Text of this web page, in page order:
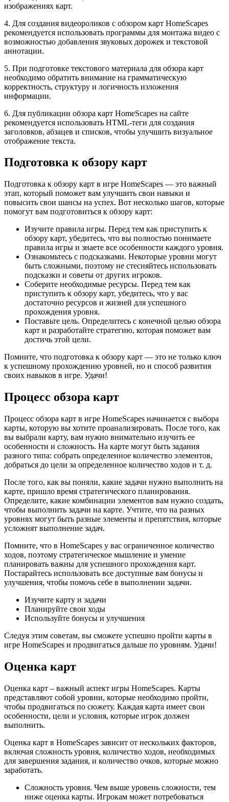
изображениях карт.
4. Для создания видеороликов с обзором карт HomeScapes
рекомендуется использовать программы для монтажа видео с
возможностью добавления звуковых дорожек и текстовой
аннотации.
5. При подготовке текстового материала для обзора карт
необходимо обратить внимание на грамматическую
корректность, структуру и логичность изложения
информации.
6. Для публикации обзора карт HomeScapes на сайте
рекомендуется использовать HTML-теги для создания
заголовков, абзацев и списков, чтобы улучшить визуальное
отображение текста.
Подготовка к обзору карт
Подготовка к обзору карт в игре HomeScapes — это важный
этап, который поможет вам улучшить свои навыки и
повысить свои шансы на успех. Вот несколько шагов, которые
помогут вам подготовиться к обзору карт:
Изучите правила игры. Перед тем как приступить к
обзору карт, убедитесь, что вы полностью понимаете
правила игры и знаете все особенности каждого уровня.
Ознакомьтесь с подсказками. Некоторые уровни могут
быть сложными, поэтому не стесняйтесь использовать
подсказки и советы от других игроков.
Соберите необходимые ресурсы. Перед тем как
приступить к обзору карт, убедитесь, что у вас
достаточно ресурсов и жизней для успешного
прохождения уровня.
Поставьте цель. Определитесь с конечной целью обзора
карт и разработайте стратегию, которая поможет вам
достичь этой цели.
Помните, что подготовка к обзору карт — это не только ключ
к успешному прохождению уровней, но и способ развития
своих навыков в игре. Удачи!
Процесс обзора карт
Процесс обзора карт в игре HomeScapes начинается с выбора
карты, которую вы хотите проанализировать. После того, как
вы выбрали карту, вам нужно внимательно изучить ее
особенности и сложность. На карте могут быть задания
разного типа: собрать определенное количество элементов,
добраться до цели за определенное количество ходов и т. д.
После того, как вы поняли, какие задачи нужно выполнить на
карте, пришло время стратегического планирования.
Определите, какие комбинации элементов вам нужно создать,
чтобы выполнить задачи на карте. Учтите, что на разных
уровнях могут быть разные элементы и препятствия, которые
усложнят выполнение задач.
Помните, что в HomeScapes у вас ограниченное количество
ходов, поэтому стратегическое мышление и умение
планировать важны для успешного прохождения карт.
Постарайтесь использовать все доступные вам бонусы и
улучшения, чтобы помочь себе в выполнении задачи.
Изучите карту и задачи
Планируйте свои ходы
Используйте бонусы и улучшения
Следуя этим советам, вы сможете успешно пройти карты в
игре HomeScapes и продвигаться дальше по уровням. Удачи!
Оценка карт
Оценка карт – важный аспект игры HomeScapes. Карты
представляют собой уровни, которые необходимо пройти,
чтобы продвигаться по сюжету. Каждая карта имеет свои
особенности, цели и условия, которые игрок должен
выполнить.
Оценка карт в HomeScapes зависит от нескольких факторов,
включая сложность уровня, количество ходов, необходимых
для завершения задания, и количество очков, которые можно
заработать.
Сложность уровня. Чем выше уровень сложности, тем
ниже оценка карты. Игрокам может потребоваться